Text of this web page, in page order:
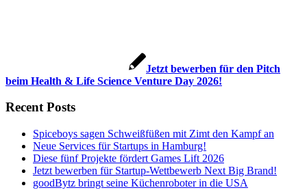
Jetzt bewerben für den Pitch
beim Health & Life Science Venture Day 2026!
Recent Posts
Spiceboys sagen Schweißfüßen mit Zimt den Kampf an
Neue Services für Startups in Hamburg!
Diese fünf Projekte fördert Games Lift 2026
Jetzt bewerben für Startup-Wettbewerb Next Big Brand!
goodBytz bringt seine Küchenroboter in die USA